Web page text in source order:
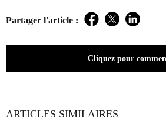
Partager l'article : Facebook
TwitterLinkedIn
Cliquez pour
ARTICLES SIMILAIRES